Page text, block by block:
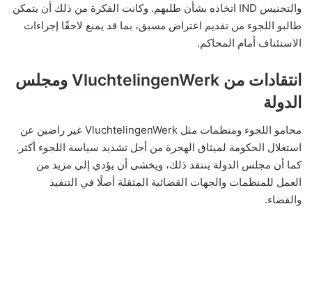
والتجنيس IND اتخاذه بشأن طلبهم. وكانت الفكرة من ذلك أن يتمكن
طالبو اللجوء من تقديم اعتراض مسبق، بما قد يمنع لاحقًا إجراءات
الاستئناف أمام المحاكم.
انتقادات من VluchtelingenWerk ومجلس
الدولة
محامو اللجوء ومنظمات مثل VluchtelingenWerk غير راضين عن
استغلال الحكومة لميثاق الهجرة من أجل تشديد سياسة اللجوء أكثر.
كما أن مجلس الدولة ينتقد ذلك، ويخشى أن يؤدي إلى مزيد من
العمل للمنظمات والجهات القضائية المثقلة أصلًا في التنفيذ
والقضاء.